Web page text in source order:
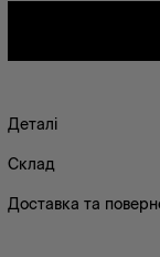
Деталі
Склад
Доставка та